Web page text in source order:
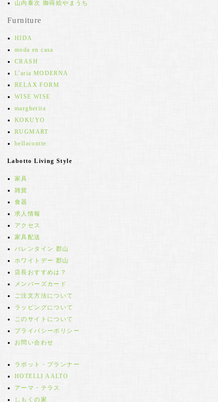
山内泰次 御蒔絵やまうち
Furniture
HIDA
moda en casa
CRASH
L'aria MODERNA
RELAX FORM
WISE WISE
margherita
KOKUYO
RUGMART
bellacontte
Labotto Living Style
家具
雑貨
食器
求人情報
アクセス
家具配送
バレンタイン 郡山
ホワイトデー 郡山
店長おすすめは？
メンバーズカード
ご注文方法について
ラッピングについて
このサイトについて
プライバシーポリシー
お問い合わせ
ラボット・プランナー
HOTELLI AALTO
アーマ・テラス
しもくの家